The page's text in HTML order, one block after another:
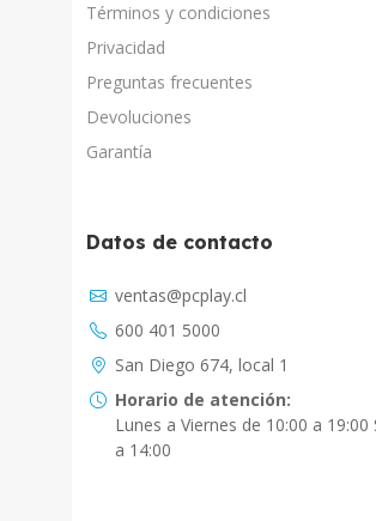
Términos y condiciones
Privacidad
Preguntas frecuentes
Devoluciones
Garantía
Datos de contacto
ventas@pcplay.cl
600 401 5000
San Diego 674, local 1
Horario de atención:
Lunes a Viernes de 10:00 a 19:00
a 14:00
Chat con IA
PcPlay Santiago / Web
Hola soy Freddy, en que puedo
PcPlay Santiago / Tienda